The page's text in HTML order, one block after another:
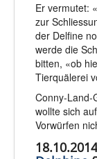
Er vermutet:
zur
der Delfine
werde die
bitten, «ob
Tierquälerei
Conny-Land-
wollte sich
Vorwürfen